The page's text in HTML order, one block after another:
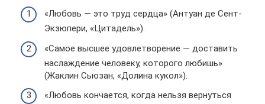
«Любовь — это труд сердца» (Антуан де Сент-
Экзюпери, «Цитадель»).
«Самое высшее удовлетворение — доставить
наслаждение человеку, которого любишь»
(Жаклин Сьюзан, «Долина кукол»).
«Любовь кончается, когда нельзя вернуться